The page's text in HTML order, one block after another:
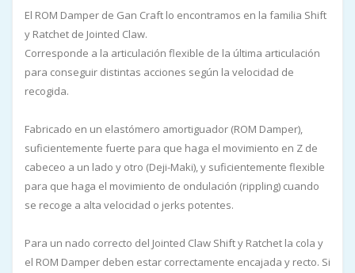
El ROM Damper de Gan Craft lo encontramos en la familia Shift
y Ratchet de Jointed Claw.
Corresponde a la articulación flexible de la última articulación
para conseguir distintas acciones según la velocidad de
recogida.
Fabricado en un elastómero amortiguador (ROM Damper),
suficientemente fuerte para que haga el movimiento en Z de
cabeceo a un lado y otro (Deji-Maki), y suficientemente flexible
para que haga el movimiento de ondulación (rippling) cuando
se recoge a alta velocidad o jerks potentes.
Para un nado correcto del Jointed Claw Shift y Ratchet la cola y
el ROM Damper deben estar correctamente encajada y recto. Si